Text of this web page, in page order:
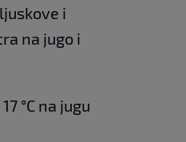
i
na jugo i
°C na jugu